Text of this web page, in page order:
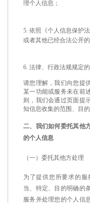
理个人信息；
5. 依照《个人信息保护
或者其他已经合法公开
6. 法律、行政法规规定的
请您理解，我们向您提
某一功能或服务未在前
则，我们会通过页面提
知信息收集的范围、目
二、我们如何委托其他
的个人信息
（一）委托其他方处理
为了提供您所要求的
当、特定、目的明确的
服务并处理您的个人信